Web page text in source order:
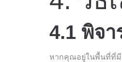
4.1 พิจ
หากคุณอยู่ในพื้นที่ที่มี